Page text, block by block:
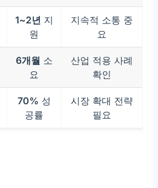
1~2년 지
원
지속적 소통 중
요
6개월 소
요
산업 적용 사례
확인
70% 성
공률
시장 확대 전략
필요